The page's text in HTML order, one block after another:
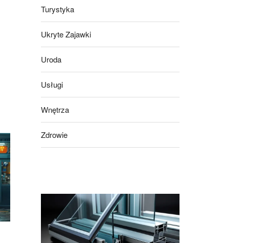
Turystyka
Ukryte Zajawki
Uroda
Usługi
Wnętrza
Zdrowie